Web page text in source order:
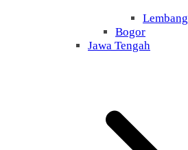
Lembang
Bogor
Jawa Tengah